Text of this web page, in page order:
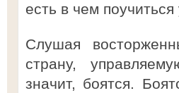
есть в чем
Слушая
страну,
значит, боятся.